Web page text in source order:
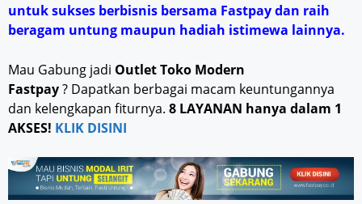
untuk sukses berbisnis bersama Fastpay dan raih
beragam untung maupun hadiah istimewa lainnya.
Mau Gabung jadi Outlet Toko Modern
Fastpay? Dapatkan berbagai macam keuntungannya
dan kelengkapan fiturnya. 8 LAYANAN hanya dalam 1
AKSES! KLIK DISINI